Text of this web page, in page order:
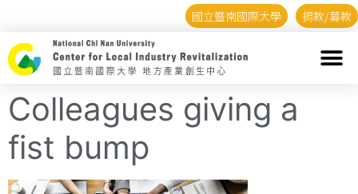
國立暨南國際大學 捐款/募款
Colleagues giving a
fist bump